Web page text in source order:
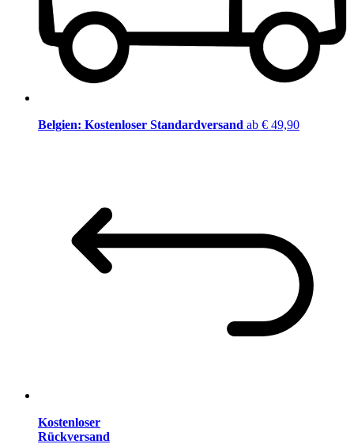
Belgien: Kostenloser Standardversand ab € 49,90
Kostenloser
Rückversand